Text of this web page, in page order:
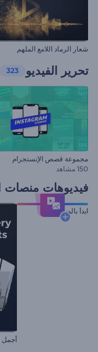
شعار الرماد اللامع الملهم
تحرير الفيديو 323
مجموعة قصص الإنستجرام
150 مشاهد
فيديوهات منصات
ابدأ بالوسائط